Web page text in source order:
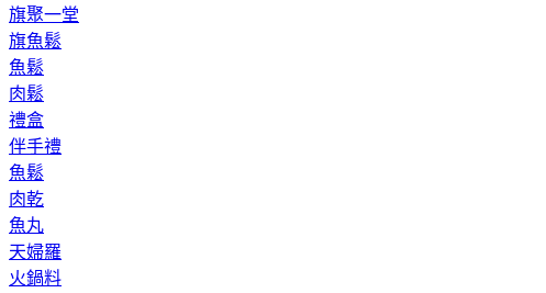
旗聚一堂
旗魚鬆
魚鬆
肉鬆
禮盒
伴手禮
魚鬆
肉乾
魚丸
天婦羅
火鍋料